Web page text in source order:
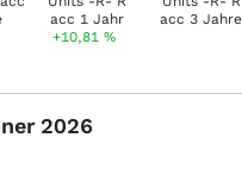
+10,81%
2026